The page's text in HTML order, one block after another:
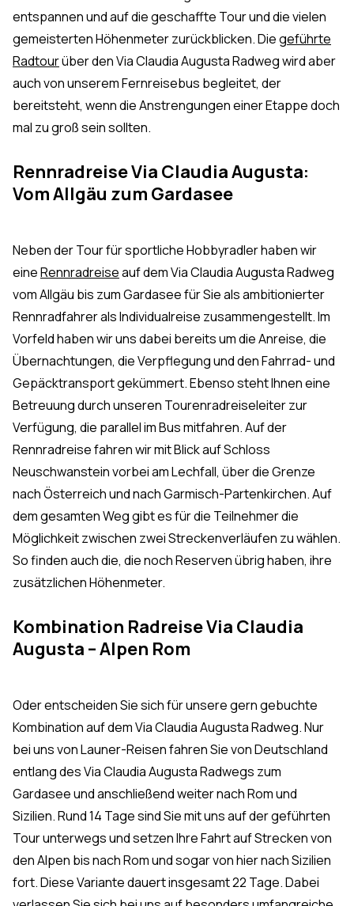
entspannen und auf die geschaffte Tour und die vielen
gemeisterten Höhenmeter zurückblicken. Diegeführte
Radtourüber den Via Claudia Augusta Radweg wird aber
auch von unserem Fernreisebus begleitet, der
bereitsteht, wenn die Anstrengungen einer Etappe doch
mal zu groß sein sollten.
Rennradreise Via Claudia Augusta:
Vom Allgäu zum Gardasee
Neben der Tour für sportliche Hobbyradler haben wir
eineRennradreiseauf dem Via Claudia Augusta Radweg
vom Allgäu bis zum Gardasee für Sie als ambitionierter
Rennradfahrer als Individualreise zusammengestellt. Im
Vorfeld haben wir uns dabei bereits um die Anreise, die
Übernachtungen, die Verpflegung und den Fahrrad- und
Gepäcktransport gekümmert. Ebenso steht Ihnen eine
Betreuung durch unseren Tourenradreiseleiter zur
Verfügung, die parallel im Bus mitfahren. Auf der
Rennradreise fahren wir mit Blick auf Schloss
Neuschwanstein vorbei am Lechfall, über die Grenze
nach Österreich und nach Garmisch-Partenkirchen. Auf
dem gesamten Weg gibt es für die Teilnehmer die
Möglichkeit zwischen zwei Streckenverläufen zu wählen.
So finden auch die, die noch Reserven übrig haben, ihre
zusätzlichen Höhenmeter.
Kombination Radreise Via Claudia
Augusta – Alpen Rom
Oder entscheiden Sie sich für unsere gern gebuchte
Kombination auf dem Via Claudia Augusta Radweg. Nur
bei uns von Launer-Reisen fahren Sie von Deutschland
entlang des Via Claudia Augusta Radwegs zum
Gardasee und anschließend weiter nach Rom und
Sizilien. Rund 14 Tage sind Sie mit uns auf der geführten
Tour unterwegs und setzen Ihre Fahrt auf Strecken von
den Alpen bis nach Rom und sogar von hier nach Sizilien
fort. Diese Variante dauert insgesamt 22 Tage. Dabei